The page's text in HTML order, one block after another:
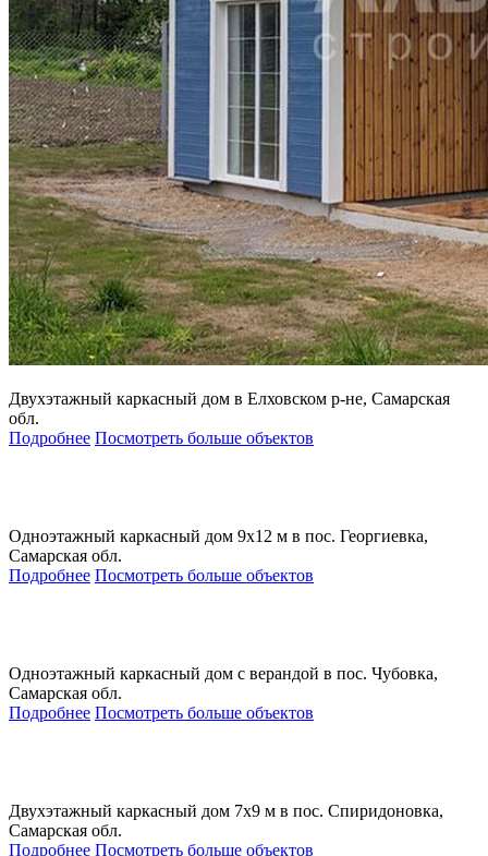
Двухэтажный каркасный дом в Елховском р-не, Самарская
обл.
Подробнее Посмотреть больше объектов
Одноэтажный каркасный дом 9х12 м в пос. Георгиевка,
Самарская обл.
Подробнее Посмотреть больше объектов
Одноэтажный каркасный дом с верандой в пос. Чубовка,
Самарская обл.
Подробнее Посмотреть больше объектов
Двухэтажный каркасный дом 7х9 м в пос. Спиридоновка,
Самарская обл.
Подробнее Посмотреть больше объектов